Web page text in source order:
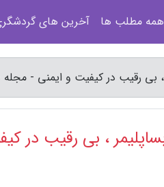
رقیب در کیفیت و ایمنی - مجله
، بی رقیب در
همه مطلب ها آخرین های